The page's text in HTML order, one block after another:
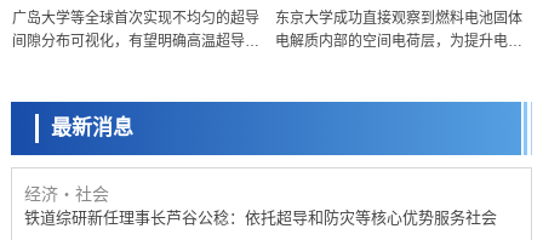
广岛大学等全球首次实现不均匀的超导
间隙分布可视化，有望明确高温超导机
东京大学成功直接观察到燃料电池固体
电解质内部的空间电荷层，为提升电池
最新消息
【AI法下篇】如何应对AI的不可控性——中央大学平野晋教授专访
政策
日本科研费增设国际共同研究强化新类别，促进青年研究人员赴海外开
展研究
经济・社会
铁道综研新任理事长芦谷公稔：依托超导和防灾等核心优势服务社会